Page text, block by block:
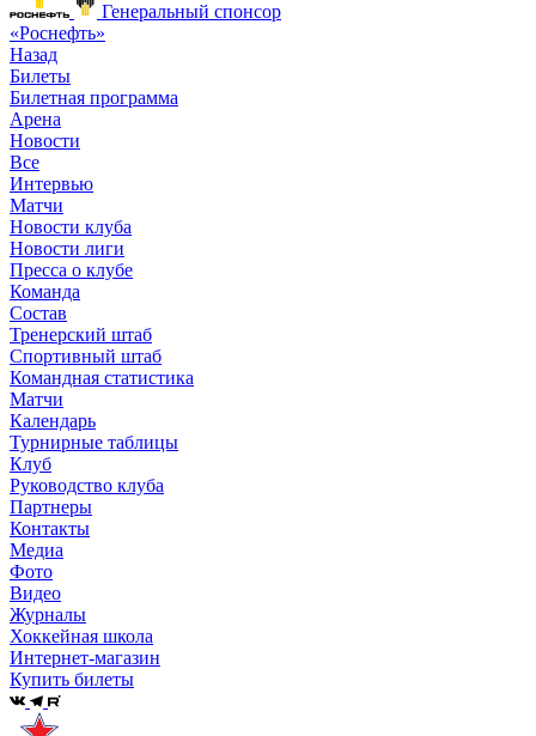
Генеральный спонсор
«Роснефть»
Назад
Билеты
Билетная программа
Арена
Новости
Все
Интервью
Матчи
Новости клуба
Новости лиги
Пресса о клубе
Команда
Состав
Тренерский штаб
Спортивный штаб
Командная статистика
Матчи
Календарь
Турнирные таблицы
Клуб
Руководство клуба
Партнеры
Контакты
Медиа
Фото
Видео
Журналы
Хоккейная школа
Интернет-магазин
Купить билеты